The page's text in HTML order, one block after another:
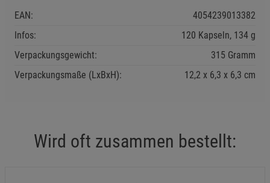
EAN:
4054239013382
Infos:
120 Kapseln, 134 g
Verpackungsgewicht:
315 Gramm
Verpackungsmaße (LxBxH):
12,2 6,3 6,3 cm
Wird oft zusammen bestellt:
Datenschutzerklärung Impressum